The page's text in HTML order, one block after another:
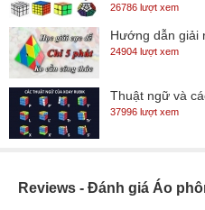
26786 lượt xem
Hướng dẫn giải
24904 lượt xem
Thuật ngữ và
37996 lượt xem
Reviews - Đánh giá Áo